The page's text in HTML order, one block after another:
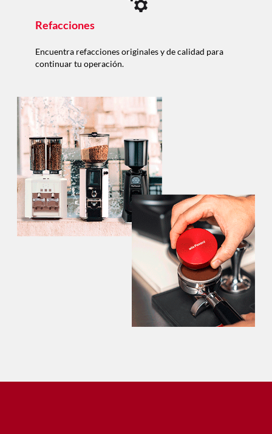
Refacciones
Encuentra refacciones originales y de calidad para
continuar tu operación.